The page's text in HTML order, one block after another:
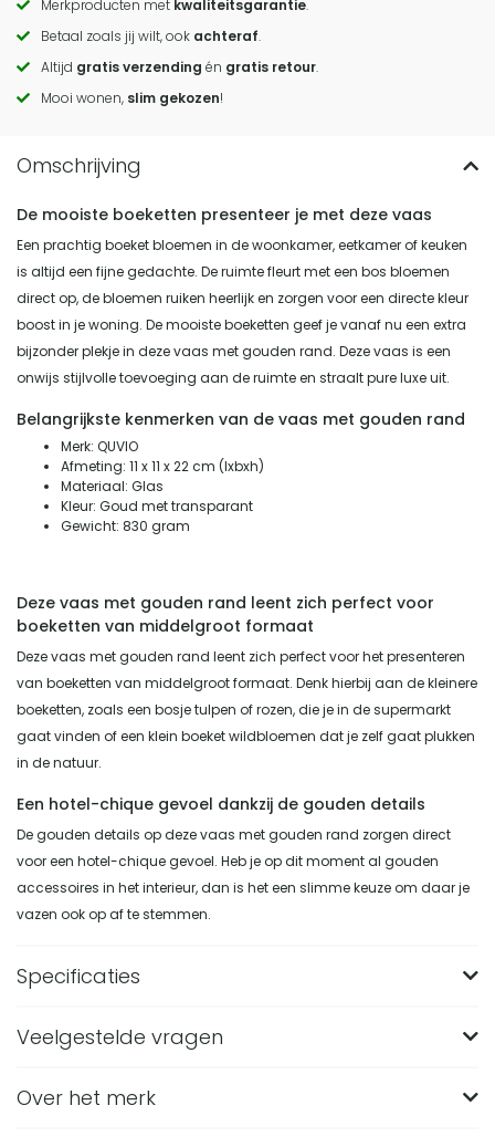
Call
to
actions
Merkproducten met kwaliteitsgarantie.
Betaal zoals jij wilt, ook achteraf.
Altijd gratis verzending én gratis retour.
Mooi wonen, slim gekozen!
De mooiste boeketten presenteer je met deze vaas
Een prachtig boeket bloemen in de woonkamer, eetkamer of keuken
is altijd een fijne gedachte. De ruimte fleurt met een bos bloemen
direct op, de bloemen ruiken heerlijk en zorgen voor een directe kleur
boost in je woning. De mooiste boeketten geef je vanaf nu een extra
bijzonder plekje in deze vaas met gouden rand. Deze vaas is een
onwijs stijlvolle toevoeging aan de ruimte en straalt pure luxe uit.
Belangrijkste kenmerken van de vaas met gouden rand
Merk: QUVIO
Afmeting: 11 x 11 x 22 cm (Ixbxh)
Materiaal: Glas
Kleur: Goud met transparant
Gewicht: 830 gram
Deze vaas met gouden rand leent zich perfect voor
boeketten van middelgroot formaat
Deze vaas met gouden rand leent zich perfect voor het presenteren
van boeketten van middelgroot formaat. Denk hierbij aan de kleinere
boeketten, zoals een bosje tulpen of rozen, die je in de supermarkt
gaat vinden of een klein boeket wildbloemen dat je zelf gaat plukken
in de natuur.
Een hotel-chique gevoel dankzij de gouden details
De gouden details op deze vaas met gouden rand zorgen direct
voor een hotel-chique gevoel. Heb je op dit moment al gouden
accessoires in het interieur, dan is het een slimme keuze om daar je
vazen ook op af te stemmen.
Specificaties
Merk
Veelgestelde vragen
Wat zijn de afmetingen van de QUVIO vaas met
Over het merk